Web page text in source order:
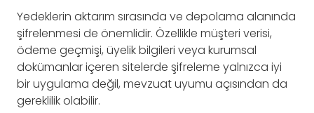
Yedeklerin aktarım sırasında ve depolama alanında
şifrelenmesi de önemlidir. Özellikle müşteri verisi,
ödeme geçmişi, üyelik bilgileri veya kurumsal
dokümanlar içeren sitelerde şifreleme yalnızca iyi
bir uygulama değil, mevzuat uyumu açısından da
gereklilik olabilir.